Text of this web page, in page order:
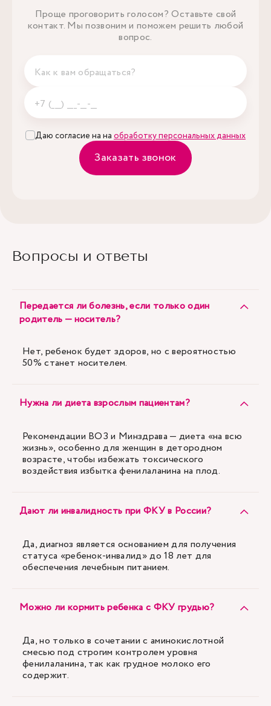
Проще проговорить голосом? Оставьте свой
контакт. Мы позвоним и поможем решить любой
вопрос.
Даю согласие на на обработку персональных данных
Заказать звонок
Вопросы и ответы
Передается ли болезнь, если только один
родитель — носитель?
Нет, ребенок будет здоров, но с вероятностью
50% станет носителем.
Нужна ли диета взрослым пациентам?
Рекомендации ВОЗ и Минздрава — диета «на всю
жизнь», особенно для женщин в детородном
возрасте, чтобы избежать токсического
воздействия избытка фенилаланина на плод.
Дают ли инвалидность при ФКУ в России?
Да, диагноз является основанием для получения
статуса «ребенок-инвалид» до 18 лет для
обеспечения лечебным питанием.
Можно ли кормить ребенка с ФКУ грудью?
Да, но только в сочетании с аминокислотной
смесью под строгим контролем уровня
фенилаланина, так как грудное молоко его
содержит.